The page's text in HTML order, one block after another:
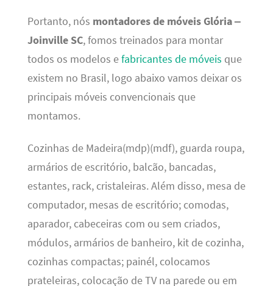
Portanto, nós montadores de móveis Glória–
Joinville SC, fomos treinados para montar
todos os modelos efabricantes de móveis que
existem no Brasil, logo abaixo vamos deixar os
principais móveis convencionais que
montamos.
Cozinhas de Madeira(mdp)(mdf), guarda roupa,
armários de escritório, balcão, bancadas,
estantes, rack, cristaleiras. Além disso, mesa de
computador, mesas de escritório; comodas,
aparador, cabeceiras com ou sem criados,
módulos, armários de banheiro, kit de cozinha,
cozinhas compactas; painél, colocamos
prateleiras, colocação de TV na parede ou em